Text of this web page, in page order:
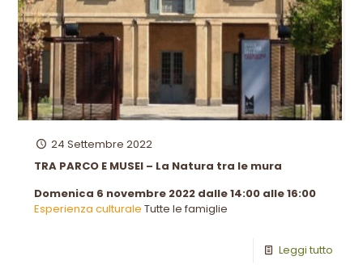
24 Settembre 2022
TRA PARCO E MUSEI – La Natura tra le mura
Domenica 6 novembre 2022 dalle 14:00 alle 16:00
Esperienza culturale Tutte le famiglie
Leggi tutto